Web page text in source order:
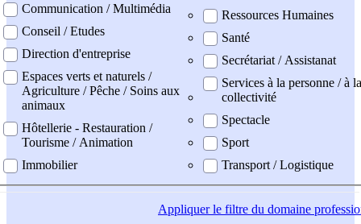
Communication / Multimédia
Conseil / Etudes
Direction d'entreprise
Espaces verts et naturels /
Agriculture / Pêche / Soins aux
animaux
Hôtellerie - Restauration /
Tourisme / Animation
Immobilier
Ressources Humaines
Santé
Secrétariat / Assistanat
Services à la personne / à la
collectivité
Spectacle
Sport
Transport / Logistique
Appliquerle filtre du domaine